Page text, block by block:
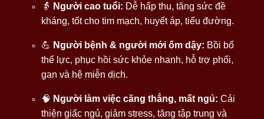
👵 Người cao tuổi: Dễ hấp thu, tăng sức đề
kháng, tốt cho tim mạch, huyết áp, tiểu đường.
💪 Người bệnh & người mới ốm dậy: Bồi bổ
thể lực, phục hồi sức khỏe nhanh, hỗ trợ phổi,
gan và hệ miễn dịch.
🧠 Người làm việc căng thẳng, mất ngủ: Cải
thiện giấc ngủ, giảm stress, tăng tập trung và